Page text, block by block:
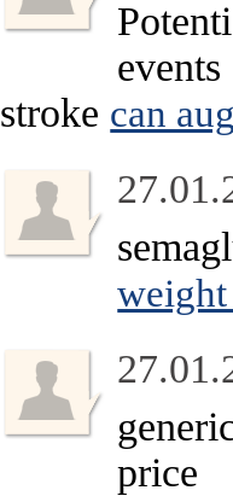
stroke can
price